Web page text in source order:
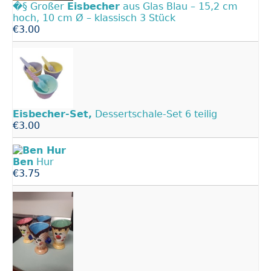
�§ Großer Eisbecher aus Glas Blau – 15,2 cm
hoch, 10 cm Ø – klassisch 3 Stück
€3.00
Eisbecher-Set, Dessertschale-Set 6 teilig
€3.00
Ben Hur
€3.75